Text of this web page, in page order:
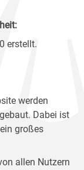
erstellt.
werden
Dabei ist
großes
allen Nutzern